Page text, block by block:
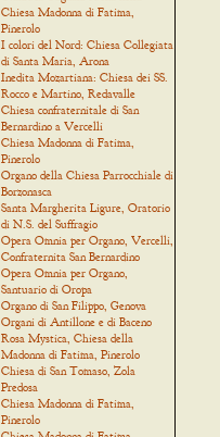
Chiesa Madonna di Fatima,
Pinerolo
I colori del Nord: Chiesa Collegiata
di Santa Maria, Arona
Inedita Mozartiana: Chiesa dei SS.
Rocco e Martino, Redavalle
Chiesa confraternitale di San
Bernardino a Vercelli
Chiesa Madonna di Fatima,
Pinerolo
Organo della Chiesa Parrocchiale di
Borzonasca
Santa Margherita Ligure, Oratorio
di N.S. del Suffragio
Opera Omnia per Organo, Vercelli,
Confraternita San Bernardino
Opera Omnia per Organo,
Santuario di Oropa
Organo di San Filippo, Genova
Organi di Antillone e di Baceno
Rosa Mystica, Chiesa della
Madonna di Fatima, Pinerolo
Chiesa di San Tomaso, Zola
Predosa
Chiesa Madonna di Fatima,
Pinerolo